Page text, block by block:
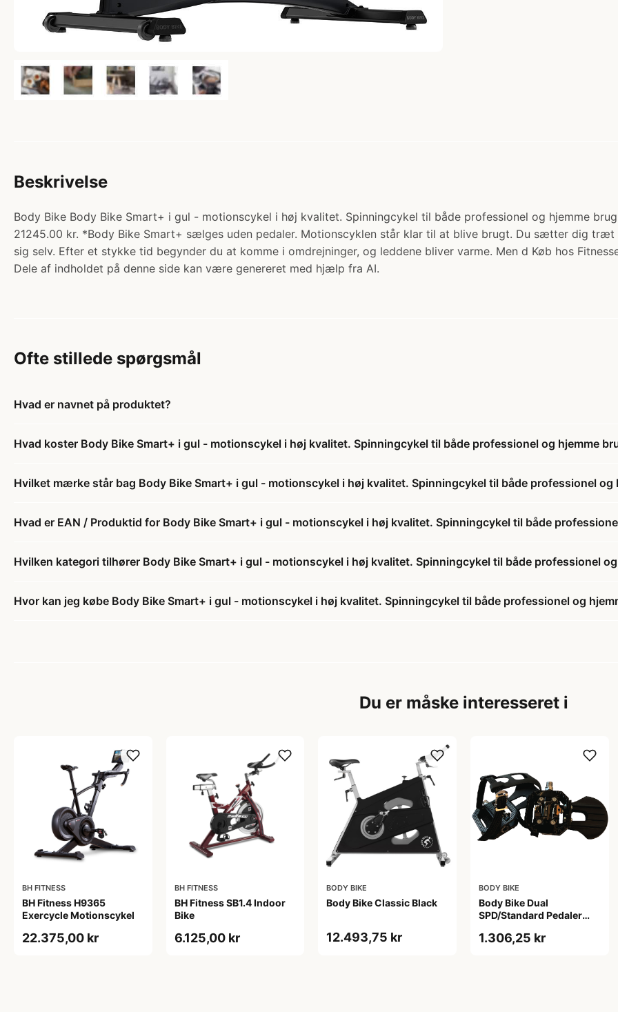
Beskrivelse
Body Bike Body Bike Smart+ i gul - motionscykel i høj kvalitet. Spinningcykel til både professionel og hjemme
21245.00 kr. *Body Bike Smart+ sælges uden pedaler. Motionscyklen står klar til at blive brugt. Du sætter dig
sig selv. Efter et stykke tid begynder du at komme i omdrejninger, og leddene bliver varme. Men d Køb hos
Dele af indholdet på denne side kan være genereret med hjælp fra AI.
Ofte stillede spørgsmål
Hvad er navnet på produktet?
Hvad koster Body Bike Smart+ i gul - motionscykel i høj kvalitet. Spinningcykel til både professionel og hjemme
Hvilket mærke står bag Body Bike Smart+ i gul - motionscykel i høj kvalitet. Spinningcykel til både professionel og
Hvad er EAN / Produktid for Body Bike Smart+ i gul - motionscykel i høj kvalitet. Spinningcykel til både
Hvilken kategori tilhører Body Bike Smart+ i gul - motionscykel i høj kvalitet. Spinningcykel til både professionel
Hvor kan jeg købe Body Bike Smart+ i gul - motionscykel i høj kvalitet. Spinningcykel til både professionel og
Du er måske interesseret i
BH FITNESS
BH Fitness H9365
Exercycle Motionscykel
22.375,00 kr
BH FITNESS
BH Fitness SB1.4 Indoor
Bike
6.125,00 kr
BODY BIKE
Body Bike Classic Black
12.493,75 kr
BODY BIKE
Body Bike Dual
SPD/Standard Pedaler
1.306,25 kr